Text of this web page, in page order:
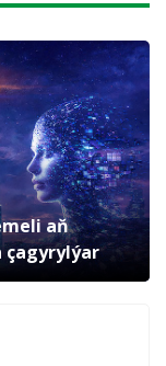
aň